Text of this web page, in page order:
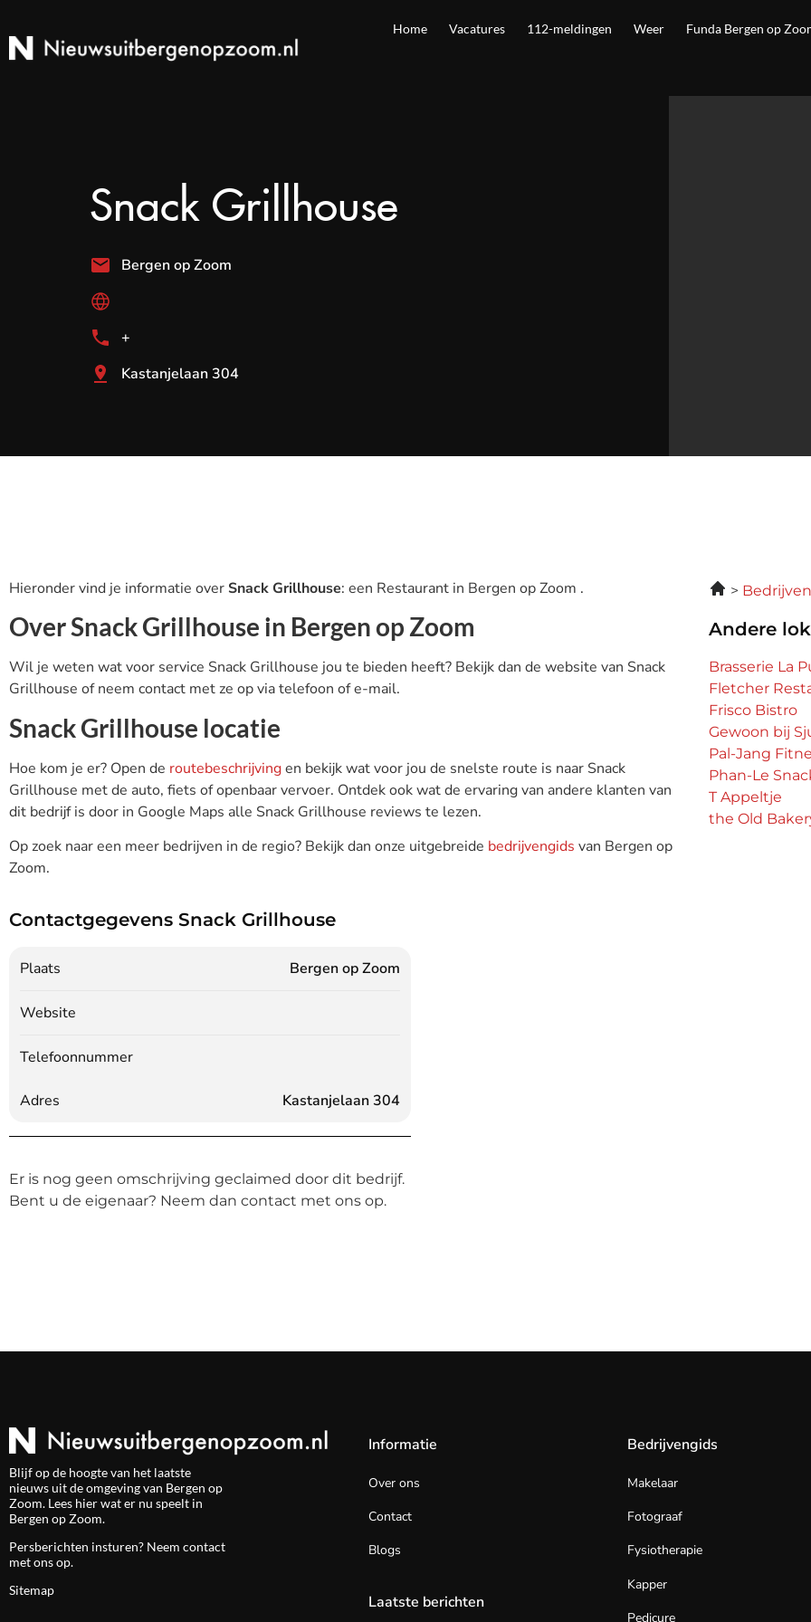
Home Vacatures 112-meldingen Weer Funda Bergen op
Snack Grillhouse
Bergen op Zoom
+
Kastanjelaan 304
Hieronder vind je informatie over Snack Grillhouse: een Restaurant in Bergen op Zoom .
Over Snack Grillhouse in Bergen op Zoom
Wil je weten wat voor service Snack Grillhouse jou te bieden heeft? Bekijk dan de website van Snack
Grillhouse of neem contact met ze op via telefoon of e-mail.
Snack Grillhouse locatie
Hoe kom je er? Open de routebeschrijvingen bekijk wat voor jou de snelste route is naar Snack
Grillhouse met de auto, fiets of openbaar vervoer. Ontdek ook wat de ervaring van andere klanten van
dit bedrijf is door in Google Maps alle Snack Grillhouse reviews te lezen.
Op zoek naar een meer bedrijven in de regio? Bekijk dan onze uitgebreide bedrijvengids van Bergen op
Zoom.
Andere
Brasserie La
Fletcher
Frisco Bistro
Gewoon bij
Pal-Jang
Phan-Le
T Appeltje
the Old
Contactgegevens Snack Grillhouse
Plaats Bergen op Zoom
Website
Telefoonnummer
Adres Kastanjelaan 304
Er is nog geen omschrijving geclaimed door dit bedrijf.
Bent u de eigenaar? Neem dan contact met ons op.
Blijf op de hoogte van het laatste
nieuws uit de omgeving van Bergen op
Zoom. Lees hier wat er nu speelt in
Bergen op Zoom.
Persberichten insturen? Neem contact
met ons op.
Sitemap
Informatie
Over ons
Contact
Blogs
Laatste berichten
Bedrijvengids
Makelaar
Fotograaf
Fysiotherapie
Kapper
Pedicure